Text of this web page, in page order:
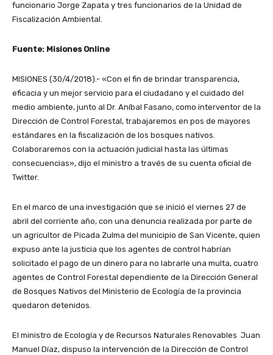
funcionario Jorge Zapata y tres funcionarios de la Unidad de
Fiscalización Ambiental.
Fuente: Misiones Online
MISIONES (30/4/2018).- «Con el fin de brindar transparencia,
eficacia y un mejor servicio para el ciudadano y el cuidado del
medio ambiente, junto al Dr. Aníbal Fasano, como interventor de la
Dirección de Control Forestal, trabajaremos en pos de mayores
estándares en la fiscalización de los bosques nativos.
Colaboraremos con la actuación judicial hasta las últimas
consecuencias», dijo el ministro a través de su cuenta oficial de
Twitter.
En el marco de una investigación que se inició el viernes 27 de
abril del corriente año, con una denuncia realizada por parte de
un agricultor de Picada Zulma del municipio de San Vicente, quien
expuso ante la justicia que los agentes de control habrían
solicitado el pago de un dinero para no labrarle una multa, cuatro
agentes de Control Forestal dependiente de la Dirección General
de Bosques Nativos del Ministerio de Ecología de la provincia
quedaron detenidos.
El ministro de Ecología y de Recursos Naturales Renovables Juan
Manuel Díaz, dispuso la intervención de la Dirección de Control